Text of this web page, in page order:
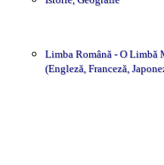
Limba Română - O Limbă
(Engleză, Franceză,